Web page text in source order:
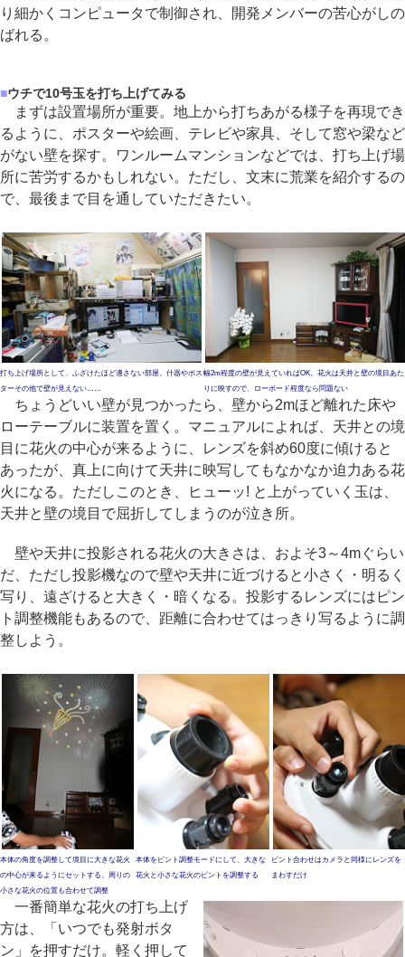
り細かくコンピュータで制御され、開発メンバーの苦心がしの
ばれる。
■ウチで10号玉を打ち上げてみる
まずは設置場所が重要。地上から打ちあがる様子を再現でき
るように、ポスターや絵画、テレビや家具、そして窓や梁など
がない壁を探す。ワンルームマンションなどでは、打ち上げ場
所に苦労するかもしれない。ただし、文末に荒業を紹介するの
で、最後まで目を通していただきたい。
打ち上げ場所として、ふざけたほど適さない部屋。什器やポス
ターその他で壁が見えない……
幅2m程度の壁が見えていればOK。花火は天井と壁の境目あた
りに映すので、ローボード程度なら問題ない
ちょうどいい壁が見つかったら、壁から2mほど離れた床や
ローテーブルに装置を置く。マニュアルによれば、天井との境
目に花火の中心が来るように、レンズを斜め60度に傾けると
あったが、真上に向けて天井に映写してもなかなか迫力ある花
火になる。ただしこのとき、ヒューッ! と上がっていく玉は、
天井と壁の境目で屈折してしまうのが泣き所。
壁や天井に投影される花火の大きさは、およそ3～4mぐらい
だ、ただし投影機なので壁や天井に近づけると小さく・明るく
写り、遠ざけると大きく・暗くなる。投影するレンズにはピン
ト調整機能もあるので、距離に合わせてはっきり写るように調
整しよう。
本体の角度を調整して境目に大きな花火
の中心が来るようにセットする。周りの
小さな花火の位置も合わせて調整
本体をピント調整モードにして、大きな
花火と小さな花火のピントを調整する
ピント合わせはカメラと同様にレンズを
まわすだけ
一番簡単な花火の打ち上げ
方は、「いつでも発射ボタ
ン」を押すだけ。軽く押して